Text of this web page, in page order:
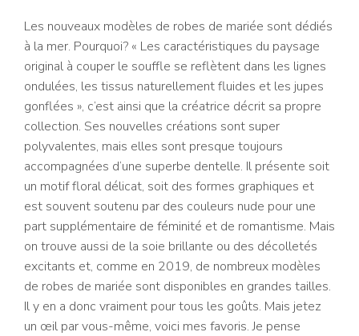
Les nouveaux modèles de robes de mariée sont dédiés
à la mer. Pourquoi? « Les caractéristiques du paysage
original à couper le souffle se reflètent dans les lignes
ondulées, les tissus naturellement fluides et les jupes
gonflées », c’est ainsi que la créatrice décrit sa propre
collection. Ses nouvelles créations sont super
polyvalentes, mais elles sont presque toujours
accompagnées d’une superbe dentelle. Il présente soit
un motif floral délicat, soit des formes graphiques et
est souvent soutenu par des couleurs nude pour une
part supplémentaire de féminité et de romantisme. Mais
on trouve aussi de la soie brillante ou des décolletés
excitants et, comme en 2019, de nombreux modèles
de robes de mariée sont disponibles en grandes tailles.
Il y en a donc vraiment pour tous les goûts. Mais jetez
un œil par vous-même, voici mes favoris. Je pense